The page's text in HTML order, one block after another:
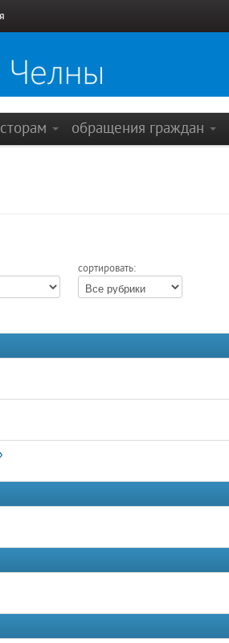
обращения граждан
сортировать: